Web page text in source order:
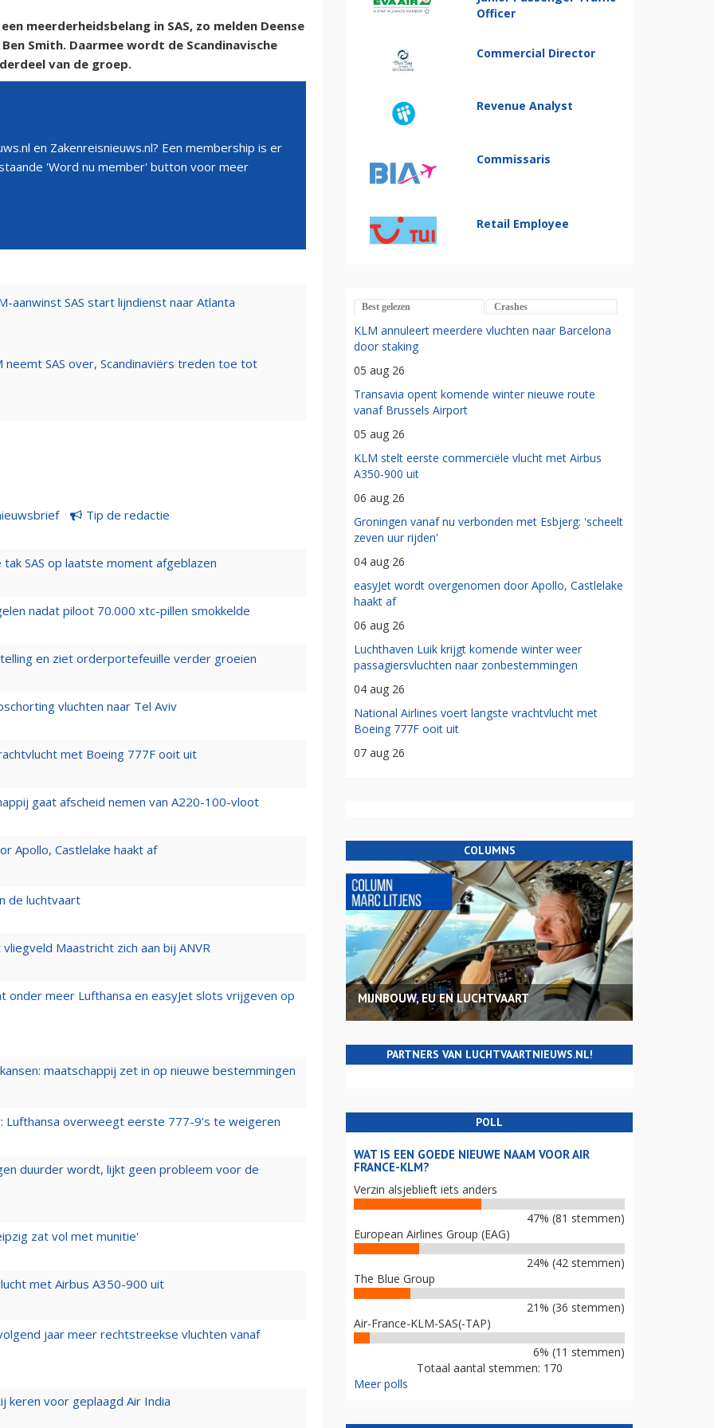
meerderheidsbelang in SAS, zo melden Deense
Smith. Daarmee wordt de Scandinavische
van de groep.
en Zakenreisnieuws.nl? Een membership is er
'Word nu member' button voor meer
aanwinst SAS start lijndienst naar Atlanta
neemt SAS over, Scandinaviërs treden toe tot
Tip de redactie
SAS op laatste moment afgeblazen
nadat piloot 70.000 xtc-pillen smokkelde
en ziet orderportefeuille verder groeien
vluchten naar Tel Aviv
met Boeing 777F ooit uit
gaat afscheid nemen van A220-100-vloot
Apollo, Castlelake haakt af
de luchtvaart
Maastricht zich aan bij ANVR
meer Lufthansa en easyJet slots vrijgeven op
maatschappij zet in op nieuwe bestemmingen
Lufthansa overweegt eerste 777-9’s te weigeren
duurder wordt, lijkt geen probleem voor de
zat vol met munitie'
met Airbus A350-900 uit
jaar meer rechtstreekse vluchten vanaf
keren voor geplaagd Air India
Officer
Commercial Director
Revenue Analyst
Commissaris
Retail Employee
Best gelezen Crashes
KLM annuleert meerdere vluchten naar Barcelona
door staking
05 aug 26
Transavia opent komende winter nieuwe route
vanaf Brussels Airport
05 aug 26
KLM stelt eerste commerciële vlucht met Airbus
A350-900 uit
06 aug 26
Groningen vanaf nu verbonden met Esbjerg: 'scheelt
zeven uur rijden'
04 aug 26
easyJet wordt overgenomen door Apollo, Castlelake
haakt af
06 aug 26
Luchthaven Luik krijgt komende winter weer
passagiersvluchten naar zonbestemmingen
04 aug 26
National Airlines voert langste vrachtvlucht met
Boeing 777F ooit uit
07 aug 26
COLUMNS
MIJNBOUW, EU EN LUCHTVAART
PARTNERS VAN LUCHTVAARTNIEUWS.NL!
POLL
WAT IS EEN GOEDE NIEUWE NAAM VOOR AIR
FRANCE-KLM?
Verzin alsjeblieft iets anders
47% (81 stemmen)
European Airlines Group (EAG)
24% (42 stemmen)
The Blue Group
21% (36 stemmen)
Air-France-KLM-SAS(-TAP)
6% (11 stemmen)
Totaal aantal stemmen: 170
Meer polls